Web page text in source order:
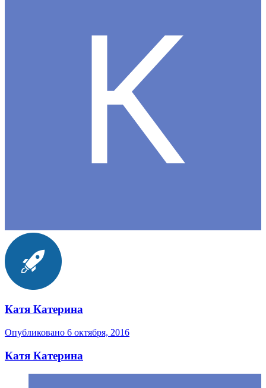
Катя Катерина
Опубликовано 6 октября, 2016
Катя Катерина